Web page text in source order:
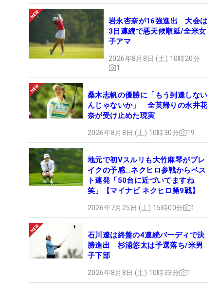
岩永杏奈が16強進出 大会は
3日連続で悪天候順延/全米女
子アマ
2026年8月8日 (土) 10時20分
1
桑木志帆の優勝に「もう到達しない
んじゃないか」 全英帰りの永井花
奈が受け止めた現実
2026年8月8日 (土) 10時30分 19
地元で初Vスルリも大竹麻琴がブレ
イクの予感…ネクヒロ参戦からベス
ト連発「50台に近づいてますね
笑」【マイナビ ネクヒロ第9戦】
2026年7月25日 (土) 15時00分 1
石川遼は終盤の4連続バーディで決
勝進出 杉浦悠太は予選落ち/米男
子下部
2026年8月8日 (土) 10時33分 1